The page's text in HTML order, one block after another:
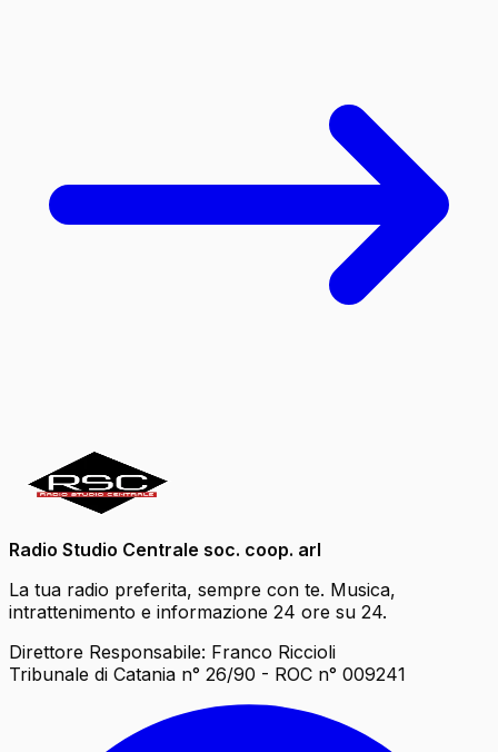
Radio Studio Centrale soc. coop. arl
La tua radio preferita, sempre con te. Musica,
intrattenimento e informazione 24 ore su 24.
Direttore Responsabile: Franco Riccioli
Tribunale di Catania n° 26/90 - ROC n° 009241